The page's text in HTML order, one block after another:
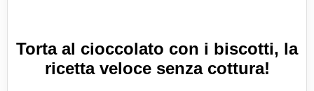
Torta al cioccolato con i biscotti, la
ricetta veloce senza cottura!